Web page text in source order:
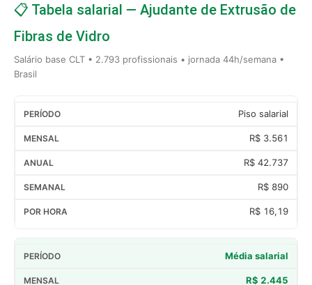
📋 Tabela salarial — Ajudante de Extrusão de
Fibras de Vidro
Salário base CLT • 2.793 profissionais • jornada 44h/semana •
Brasil
Piso salarial
R$ 3.561
R$ 42.737
R$ 890
R$ 16,19
Média salarial
R$ 2.445